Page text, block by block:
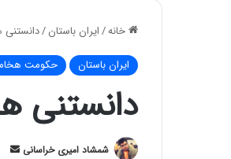
خانه/ایران باستان/دانستنی
ایران باستان حکومت
دانستنی
شمشاد امیری خراسانی